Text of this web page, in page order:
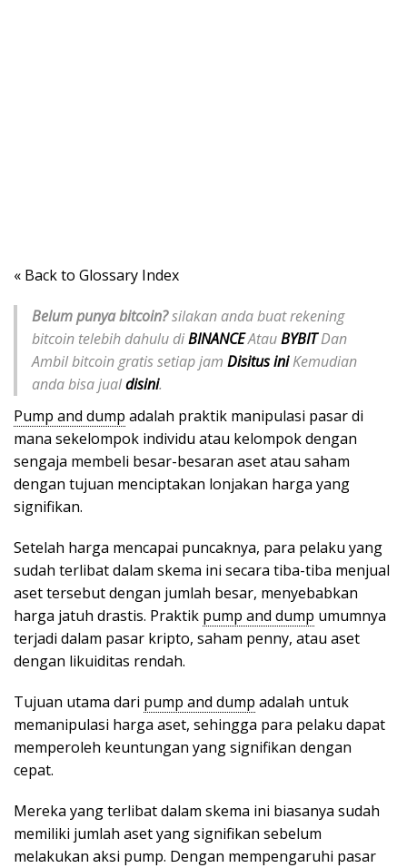
« Back to Glossary Index
Belum punya bitcoin?silakan anda buat rekening
bitcoin telebih dahulu diBINANCEAtauBYBITDan
Ambil bitcoin gratis setiap jam Disitus iniKemudian
anda bisa jualdisini.
Pump and dump adalah praktik manipulasi pasar di
mana sekelompok individu atau kelompok dengan
sengaja membeli besar-besaran aset atau saham
dengan tujuan menciptakan lonjakan harga yang
signifikan.
Setelah harga mencapai puncaknya, para pelaku yang
sudah terlibat dalam skema ini secara tiba-tiba menjual
aset tersebut dengan jumlah besar, menyebabkan
harga jatuh drastis. Praktik pump and dump umumnya
terjadi dalam pasar kripto, saham penny, atau aset
dengan likuiditas rendah.
Tujuan utama dari pump and dump adalah untuk
memanipulasi harga aset, sehingga para pelaku dapat
memperoleh keuntungan yang signifikan dengan
cepat.
Mereka yang terlibat dalam skema ini biasanya sudah
memiliki jumlah aset yang signifikan sebelum
melakukan aksi pump. Dengan mempengaruhi pasar